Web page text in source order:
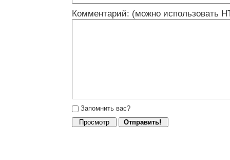
Комментарий: (можно использовать
Запомнить вас?